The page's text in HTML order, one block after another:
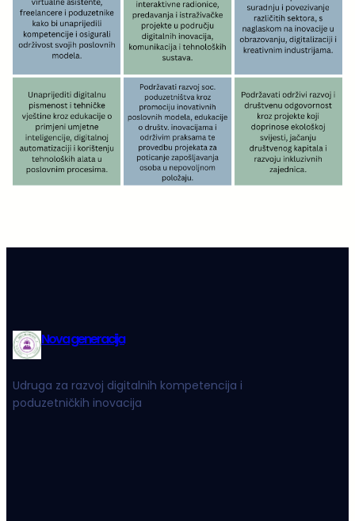
Nova generacija
Udruga za razvoj digitalnih kompetencija i
poduzetničkih inovacija